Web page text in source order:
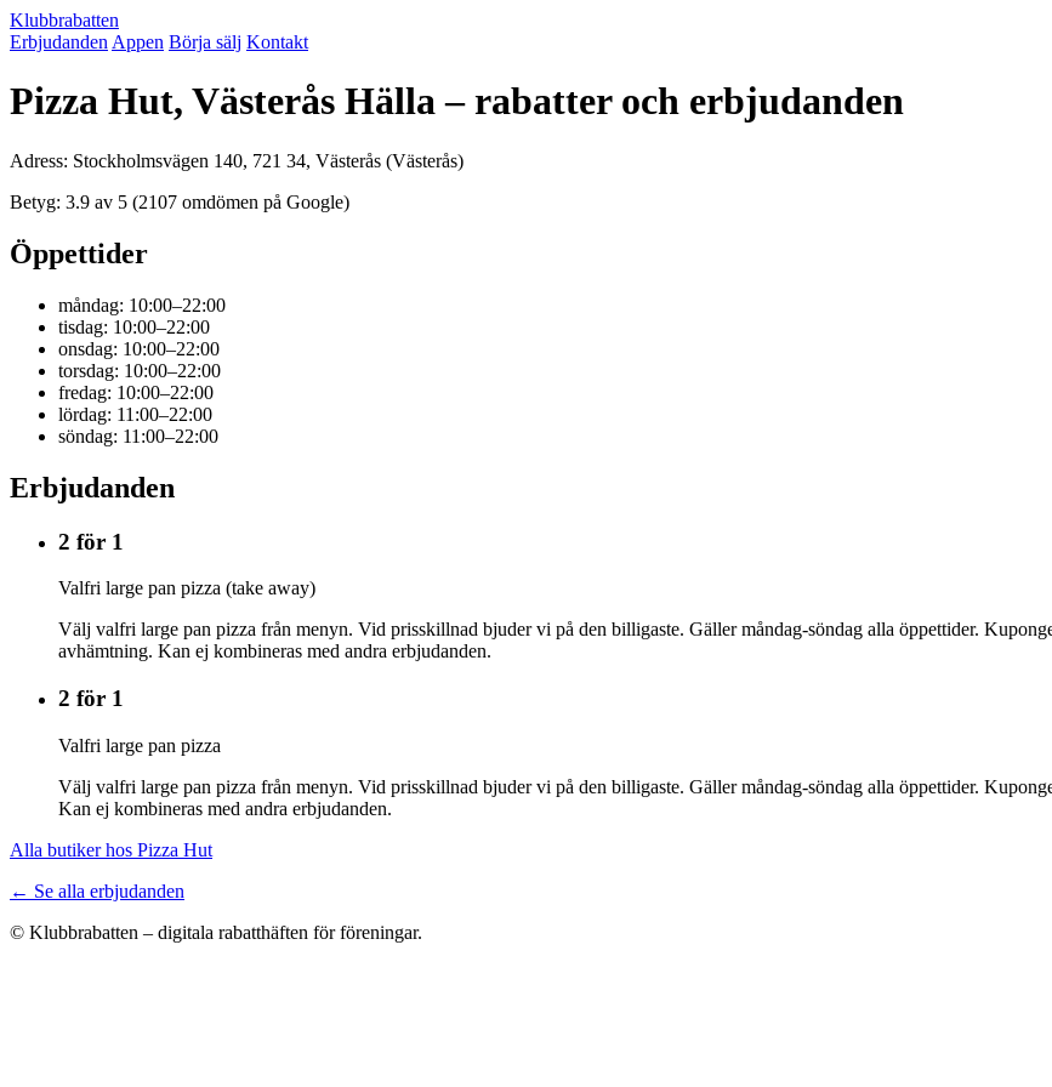
Klubbrabatten
Erbjudanden Appen Börja sälj Kontakt
Pizza Hut, Västerås Hälla – rabatter och erbjudanden
Adress: Stockholmsvägen 140, 721 34, Västerås (Västerås)
Betyg: 3.9 av 5 (2107 omdömen på Google)
Öppettider
måndag: 10:00–22:00
tisdag: 10:00–22:00
onsdag: 10:00–22:00
torsdag: 10:00–22:00
fredag: 10:00–22:00
lördag: 11:00–22:00
söndag: 11:00–22:00
Erbjudanden
2 för 1
Valfri large pan pizza (take away)
Välj valfri large pan pizza från menyn. Vid prisskillnad bjuder vi på den billigaste. Gäller måndag-söndag alla öppettider.
avhämtning. Kan ej kombineras med andra erbjudanden.
2 för 1
Valfri large pan pizza
Välj valfri large pan pizza från menyn. Vid prisskillnad bjuder vi på den billigaste. Gäller måndag-söndag alla öppettider.
Kan ej kombineras med andra erbjudanden.
Alla butiker hos Pizza Hut
← Se alla erbjudanden
© Klubbrabatten – digitala rabatthäften för föreningar.